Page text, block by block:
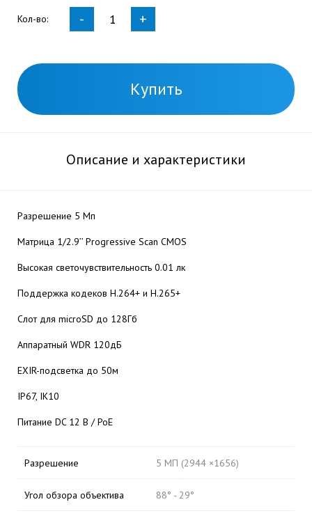
Кол-во: - +
Купить
Описание и характеристики
Разрешение 5 Мп
Матрица 1/2.9’’ Progressive Scan CMOS
Высокая светочувствительность 0.01 лк
Поддержка кодеков H.264+ и H.265+
Слот для microSD до 128Гб
Аппаратный WDR 120дБ
EXIR-подсветка до 50м
IP67, IK10
Питание DC 12 В / PoE
Разрешение 5 МП (2944 ×1656)
Угол обзора объектива 88° - 29°